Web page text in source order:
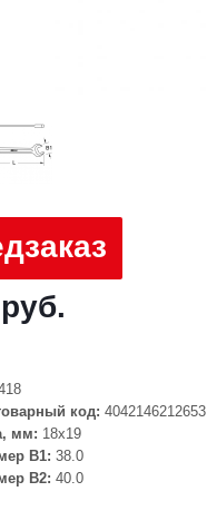
код: 4042146212653
мм: 18x19
В1: 38.0
В2: 40.0